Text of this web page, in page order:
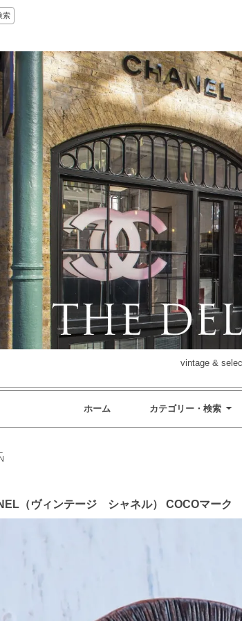
索
vintage &
ホーム カテゴリー・検索
（ヴィンテージ シャネル） COCOマー